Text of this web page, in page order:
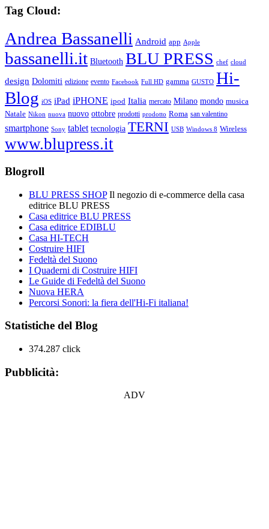
Tag Cloud:
Andrea Bassanelli Android app Apple
bassanelli.it Bluetooth BLU PRESS chef cloud
design Dolomiti edizione evento Facebook Full HD gamma GUSTO Hi-
Blog iOS iPad iPHONE ipod Italia mercato Milano mondo musica
Natale Nikon nuova nuovo ottobre prodotti prodotto Roma san valentino
smartphone Sony tablet tecnologia TERNI USB Windows 8 Wireless
www.blupress.it
Blogroll
BLU PRESS SHOPIl negozio di e-commerce della casa
editrice BLU PRESS
Casa editrice BLU PRESS
Casa editrice EDIBLU
Casa HI-TECH
Costruire HIFI
Fedeltà del Suono
I Quaderni di Costruire HIFI
Le Guide di Fedeltà del Suono
Nuova HERA
Percorsi Sonori: la fiera dell'Hi-Fi italiana!
Statistiche del Blog
374.287 click
Pubblicità:
ADV